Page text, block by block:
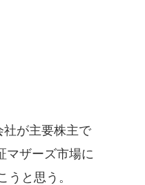
が主要株主で
マザーズ市場に
と思う。